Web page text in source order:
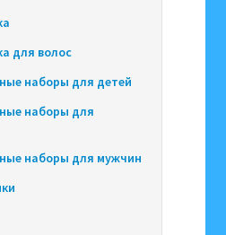
для волос
наборы для детей
наборы для
наборы для мужчин